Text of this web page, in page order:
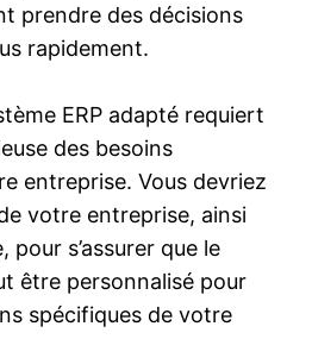
prendre des décisions
rapidement.
ERP adapté requiert
des besoins
entreprise. Vous devriez
votre entreprise, ainsi
pour s’assurer que le
être personnalisé pour
spécifiques de votre